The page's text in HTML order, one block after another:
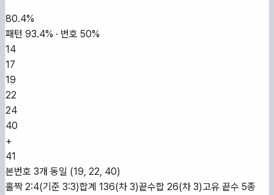
80.4%
패턴 93.4% · 번호 50%
14
17
19
22
24
40
+
41
본번호 3개 동일 (19, 22, 40)
홀짝 2:4(기준 3:3)합계 136(차 3)끝수합 26(차 3)고유 끝수 5종